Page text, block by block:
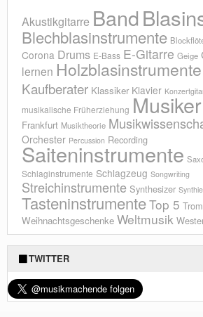
Akustikgitarre Band
Blechblasinstrumente
Corona Drums E-Bass E-Gitarre Geige
lernen Holzblasinstrumente
Kaufberater Klassiker Klavier
musikalische Früherziehung Musiker
Frankfurt Musiktheorie
Orchester Percussion Recording
Saiteninstrumente
Schlaginstrumente Schlagzeug Songwriting
Streichinstrumente Synthesizer Synthie
TasteninstrumenteTop 5
Weihnachtsgeschenke Weltmusik
TWITTER